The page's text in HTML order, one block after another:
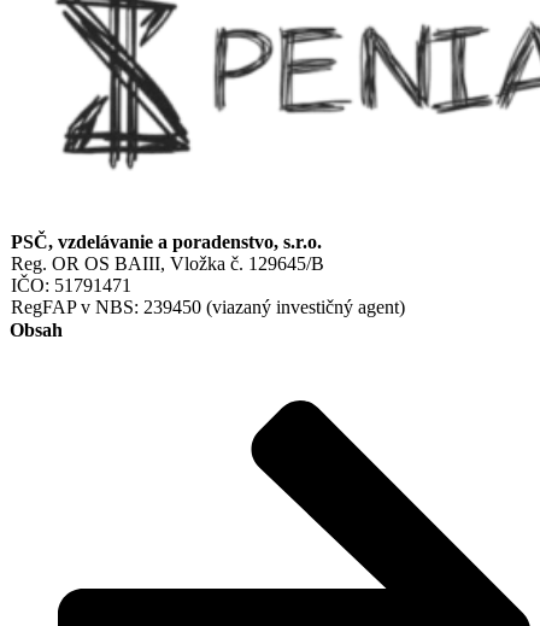
PSČ, vzdelávanie a poradenstvo, s.r.o.
Reg. OR OS BAIII, Vložka č. 129645/B
IČO: 51791471
RegFAP v NBS: 239450 (viazaný investičný agent)
Obsah